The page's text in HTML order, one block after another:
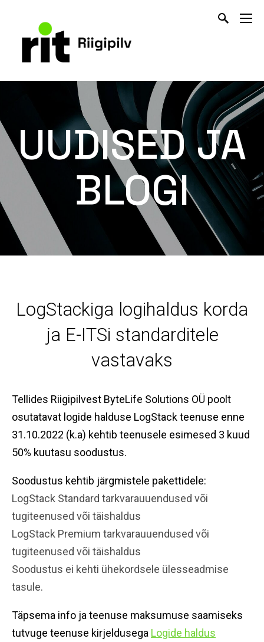
UUDISED JA
BLOGI
LogStackiga logihaldus korda
ja E-ITSi standarditele
vastavaks
Tellides Riigipilvest ByteLife Solutions OÜ poolt
osutatavat logide halduse LogStack teenuse enne
31.10.2022 (k.a) kehtib teenusele esimesed 3 kuud
50% kuutasu soodustus.
Soodustus kehtib järgmistele pakettidele:
LogStack Standard tarkvarauuendused või
tugiteenused või täishaldus
LogStack Premium tarkvarauuendused või
tugiteenused või täishaldus
Soodustus ei kehti ühekordsele ülesseadmise
tasule.
Täpsema info ja teenuse maksumuse saamiseks
tutvuge teenuse kirjeldusega Logide haldus